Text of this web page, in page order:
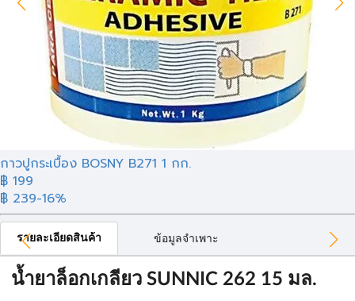
กาวปูกระเบื้อง BOSNY B271 1 กก.
฿ 199
฿ 239-16%
รายละเอียดสินค้า ข้อมูลจำเพาะ
น้ำยาล็อกเกลียว SUNNIC 262 15 มล.